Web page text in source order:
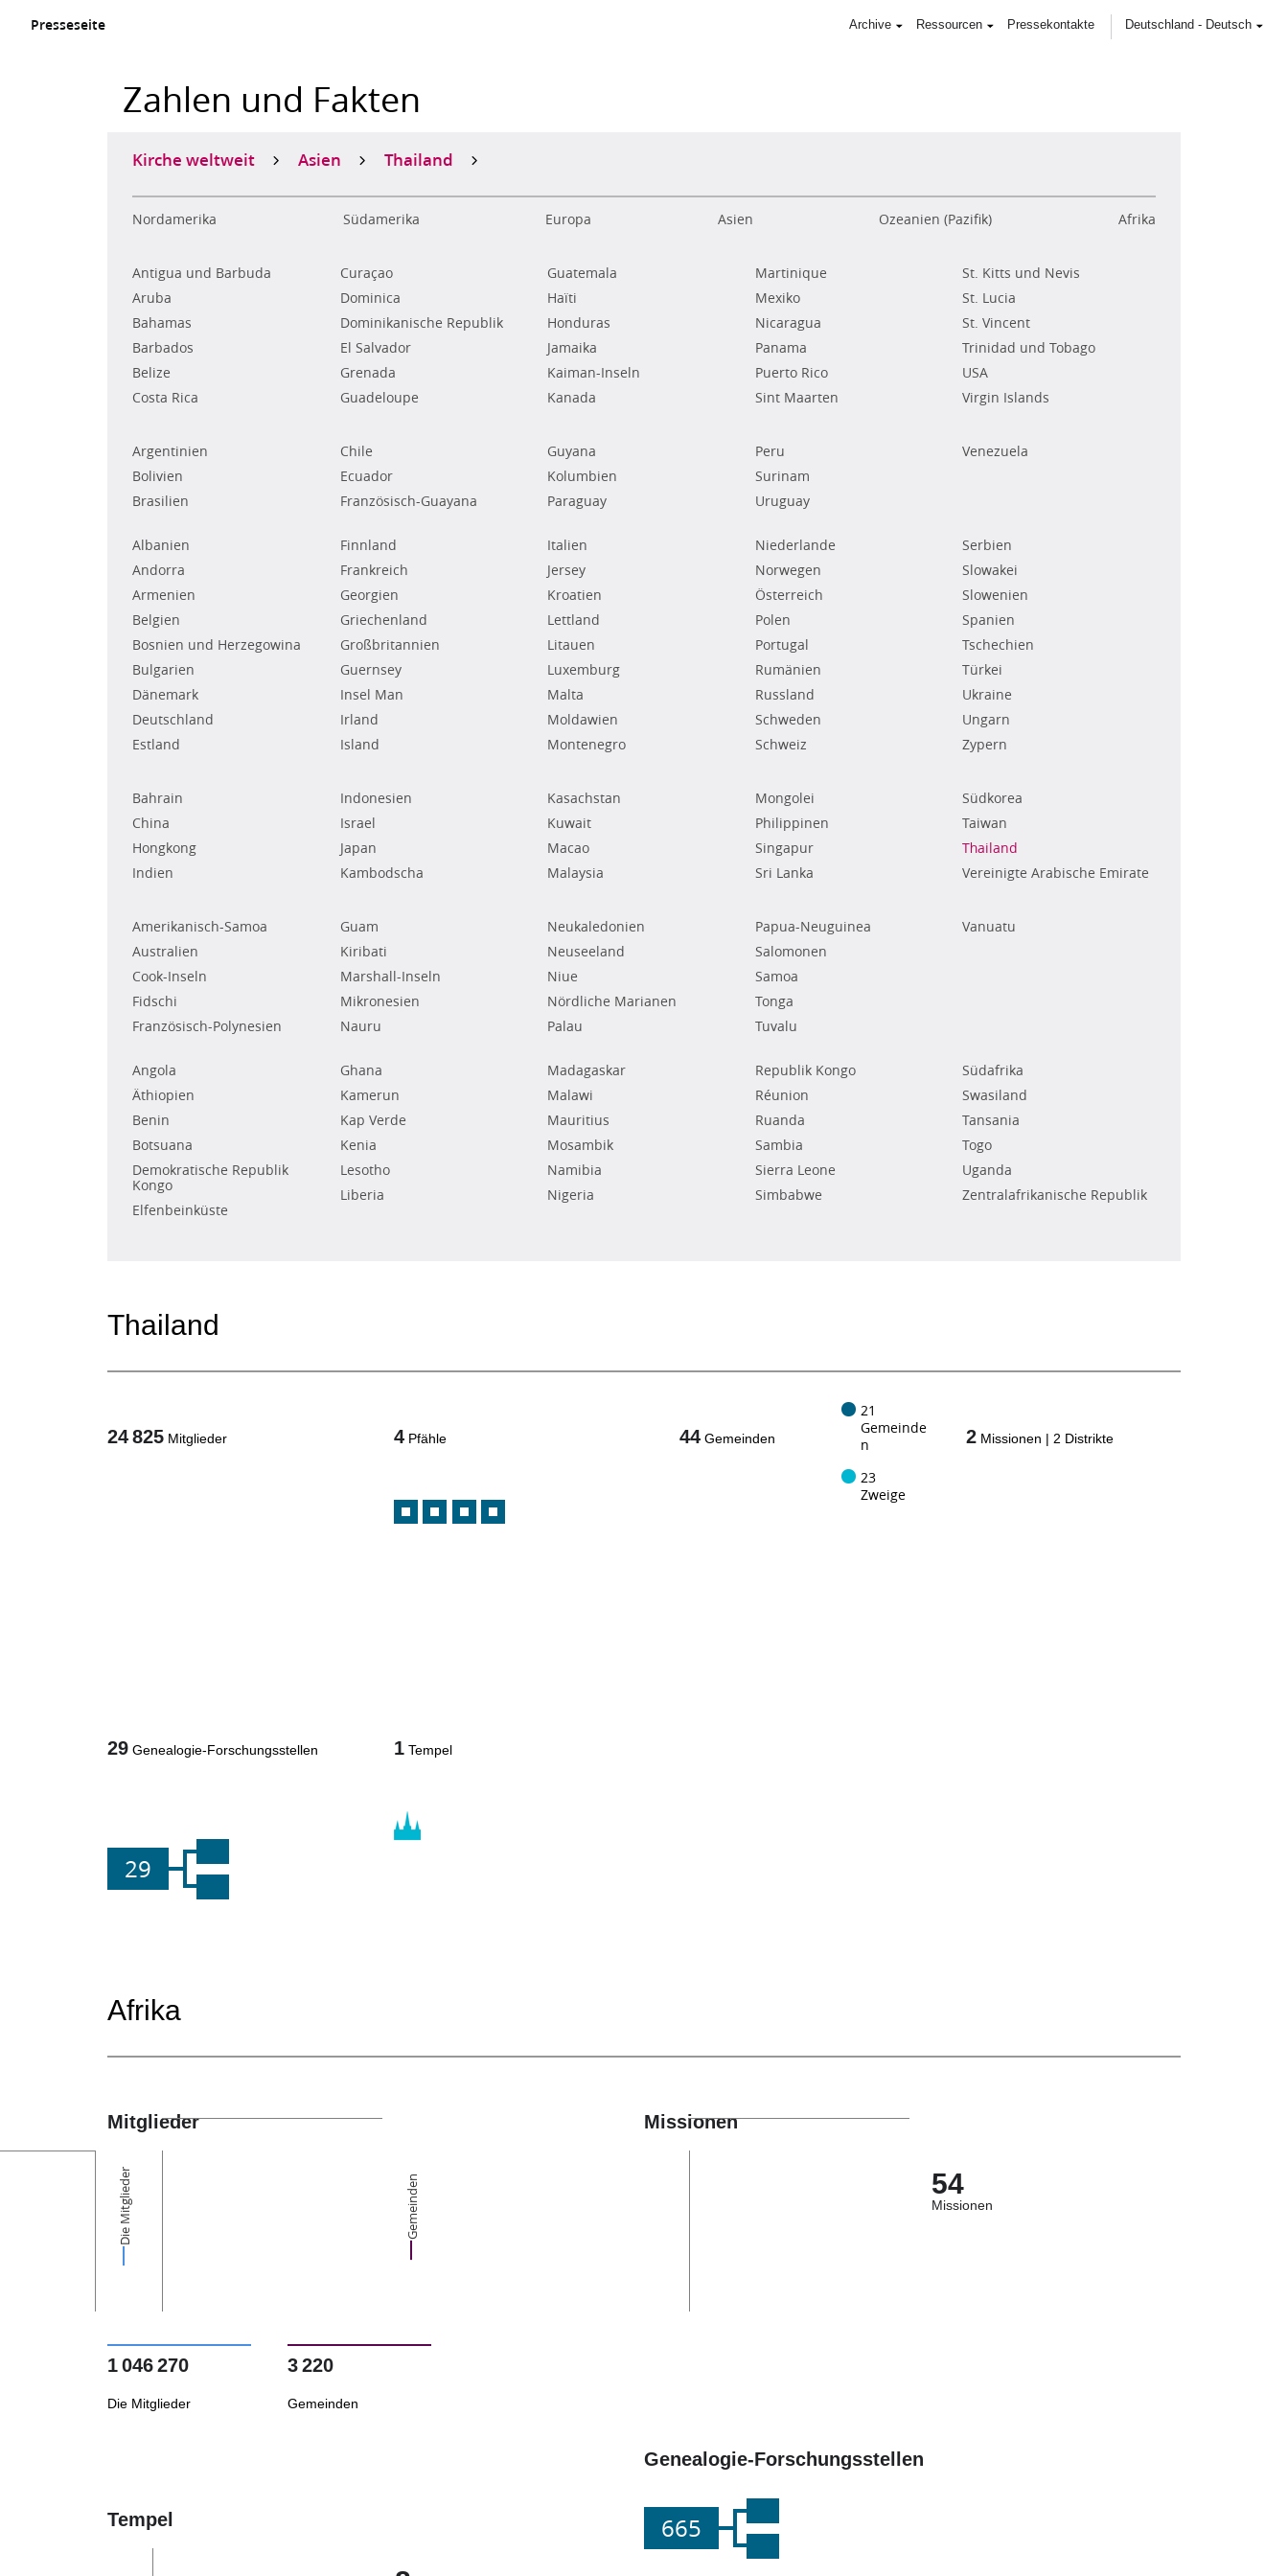
Presseseite Archive Ressourcen Pressekontakte Deutschland - Deutsch
Zahlen und Fakten
Kirche weltweit Asien Thailand
Nordamerika Südamerika Europa Asien Ozeanien (Pazifik) Afrika
Antigua und Barbuda
Aruba
Bahamas
Barbados
Belize
Costa Rica
Curaçao
Dominica
Dominikanische Republik
El Salvador
Grenada
Guadeloupe
Guatemala
Haïti
Honduras
Jamaika
Kaiman-Inseln
Kanada
Martinique
Mexiko
Nicaragua
Panama
Puerto Rico
Sint Maarten
St. Kitts und Nevis
St. Lucia
St. Vincent
Trinidad und Tobago
USA
Virgin Islands
Argentinien
Bolivien
Brasilien
Chile
Ecuador
Französisch-Guayana
Guyana
Kolumbien
Paraguay
Peru
Surinam
Uruguay
Venezuela
Albanien
Andorra
Armenien
Belgien
Bosnien und Herzegowina
Bulgarien
Dänemark
Deutschland
Estland
Finnland
Frankreich
Georgien
Griechenland
Großbritannien
Guernsey
Insel Man
Irland
Island
Italien
Jersey
Kroatien
Lettland
Litauen
Luxemburg
Malta
Moldawien
Montenegro
Niederlande
Norwegen
Österreich
Polen
Portugal
Rumänien
Russland
Schweden
Schweiz
Serbien
Slowakei
Slowenien
Spanien
Tschechien
Türkei
Ukraine
Ungarn
Zypern
Bahrain
China
Hongkong
Indien
Indonesien
Israel
Japan
Kambodscha
Kasachstan
Kuwait
Macao
Malaysia
Mongolei
Philippinen
Singapur
Sri Lanka
Südkorea
Taiwan
Thailand
Vereinigte Arabische Emirate
Amerikanisch-Samoa
Australien
Cook-Inseln
Fidschi
Französisch-Polynesien
Guam
Kiribati
Marshall-Inseln
Mikronesien
Nauru
Neukaledonien
Neuseeland
Niue
Nördliche Marianen
Palau
Papua-Neuguinea
Salomonen
Samoa
Tonga
Tuvalu
Vanuatu
Angola
Äthiopien
Benin
Botsuana
Demokratische Republik
Kongo
Elfenbeinküste
Ghana
Kamerun
Kap Verde
Kenia
Lesotho
Liberia
Madagaskar
Malawi
Mauritius
Mosambik
Namibia
Nigeria
Republik Kongo
Réunion
Ruanda
Sambia
Sierra Leone
Simbabwe
Südafrika
Swasiland
Tansania
Togo
Uganda
Zentralafrikanische Republik
Thailand
24 825 Mitglieder 4 Pfähle 44 Gemeinden
21
Gemeinde
n
23
Zweige
29 Genealogie-Forschungsstellen
29
1 Tempel
2 Missionen | 2 Distrikte
Afrika
Mitglieder
Die Mitglieder Gemeinden
1 046 270
Die Mitglieder
3 220
Gemeinden
Missionen
54
Missionen
Genealogie-Forschungsstellen
665
Tempel